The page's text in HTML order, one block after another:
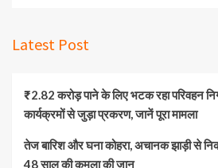
Latest Post
₹2.82 करोड़ पाने के लिए भटक रहा परिवहन
कार्यक्रमों से जुड़ा प्रकरण, जानें पूरा मामला
तेज बारिश और घना कोहरा, अचानक झाड़ी से
48 साल की कमला की जान